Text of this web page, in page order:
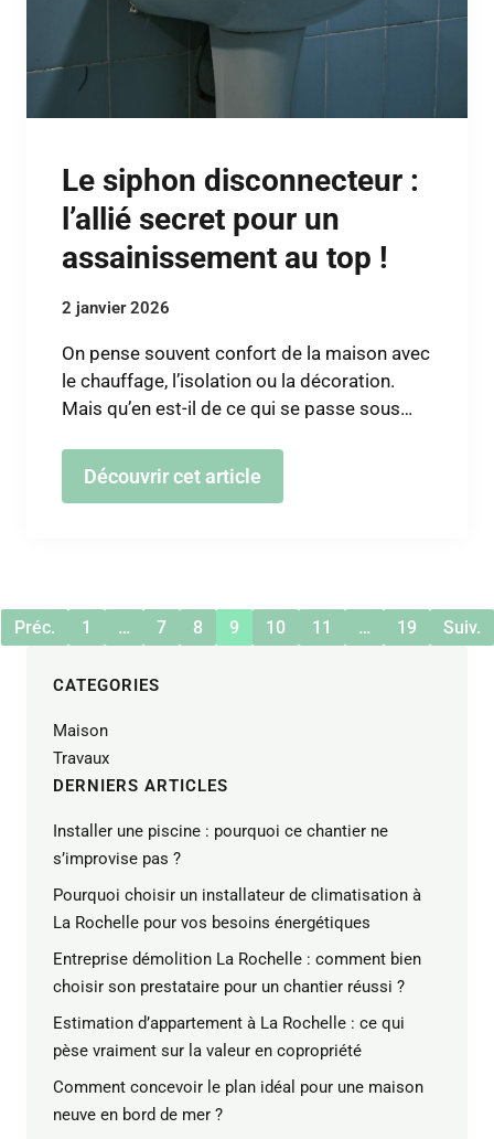
Le siphon disconnecteur :
l’allié secret pour un
assainissement au top !
2 janvier 2026
On pense souvent confort de la maison avec
le chauffage, l’isolation ou la décoration.
Mais qu’en est-il de ce qui se passe sous…
Découvrir cet article
Préc. 1 … 7 8 9 10 11 … 19 Suiv.
CATEGORIES
Maison
Travaux
DERNIERS ARTICLES
Installer une piscine : pourquoi ce chantier ne
s’improvise pas ?
Pourquoi choisir un installateur de climatisation à
La Rochelle pour vos besoins énergétiques
Entreprise démolition La Rochelle : comment bien
choisir son prestataire pour un chantier réussi ?
Estimation d’appartement à La Rochelle : ce qui
pèse vraiment sur la valeur en copropriété
Comment concevoir le plan idéal pour une maison
neuve en bord de mer ?